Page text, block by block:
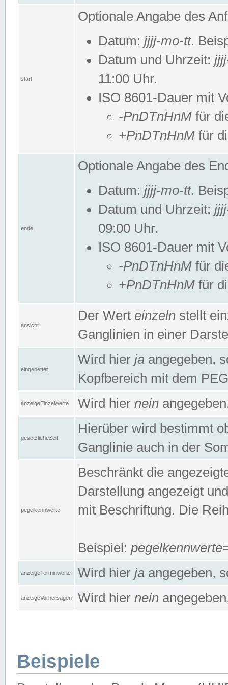
start
Optionale Angabe des
Datum: jjjj-mo-tt.
Datum und Uhrzeit:
11:00 Uhr.
ISO 8601-Dauer mit
-PnDTnHnM für
+PnDTnHnM für
ende
Optionale Angabe des
Datum: jjjj-mo-tt.
Datum und Uhrzeit:
09:00 Uhr.
ISO 8601-Dauer mit
-PnDTnHnM für
+PnDTnHnM für
ansicht
Der Wert einzeln stellt
Ganglinien in einer
eingebettet
Wird hier ja angegeben,
Kopfbereich mit dem
anzeigeEinzelwerte Wird hier nein
gesetzlicheZeit
Hierüber wird bestimmt
Ganglinie auch in der
pegelkennwerte
Beschränkt die
Darstellung angezeigt
mit Beschriftung. Die
Beispiel:
anzeigeTerminwerte Wird hier ja angegeben,
anzeigeVorhersagen Wird hier nein
Beispiele